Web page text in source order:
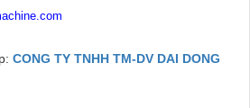
CONG TY TNHH TM-DV DAI DONG